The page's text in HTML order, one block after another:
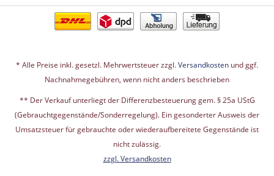
* Alle Preise inkl. gesetzl. Mehrwertsteuer zzgl.Versandkosten und ggf.
Nachnahmegebühren, wenn nicht anders beschrieben
** Der Verkauf unterliegt der Differenzbesteuerung gem. § 25a UStG
(Gebrauchtgegenstände/Sonderregelung). Ein gesonderter Ausweis der
Umsatzsteuer für gebrauchte oder wiederaufbereitete Gegenstände ist
nicht zulässig.
zzgl. Versandkosten